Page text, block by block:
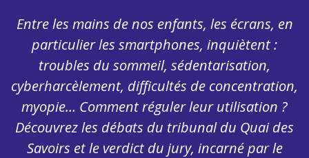
Entre les mains de nos enfants, les écrans, en
particulier les smartphones, inquiètent :
troubles du sommeil, sédentarisation,
cyberharcèlement, difficultés de concentration,
myopie… Comment réguler leur utilisation ?
Découvrez les débats du tribunal du Quai des
Savoirs et le verdict du jury, incarné par le